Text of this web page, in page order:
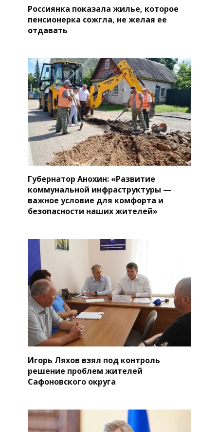
Россиянка показала жилье, которое
пенсионерка сожгла, не желая ее
отдавать
Губернатор Анохин: «Развитие
коммунальной инфраструктуры —
важное условие для комфорта и
безопасности наших жителей»
Игорь Ляхов взял под контроль
решение проблем жителей
Сафоновского округа